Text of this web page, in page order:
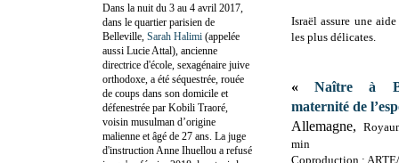
Israël assure une
les plus délicates.
«Naître à
maternité de
Allemagne,
min
Coproduction :
Dans la nuit du 3 au 4 avril 2017,
dans le quartier parisien de
Belleville, Sarah Halimi (appelée
aussi Lucie Attal), ancienne
directrice d'école, sexagénaire juive
orthodoxe, a été séquestrée, rouée
de coups dans son domicile et
défenestrée par Kobili Traoré,
voisin musulman d’origine
malienne et âgé de 27 ans. La juge
d'instruction Anne Ihuellou a refusé